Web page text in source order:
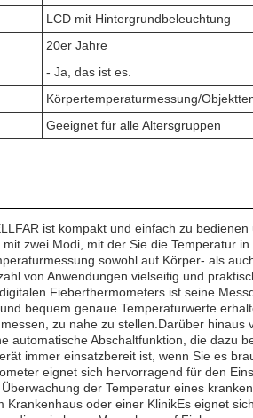
LCD mit Hintergrundbeleuchtung
20er Jahre
- Ja, das ist es.
Körpertemperaturmessung/
Geeignet für alle Altersgruppen
ist kompakt und einfach zu
zwei Modi, mit der Sie die Temperatur in
sowohl auf Körper- als
von Anwendungen vielseitig und
Fieberthermometers ist seine
bequem genaue Temperaturwerte
zu nahe zu stellen.Darüber hinaus
automatische Abschaltfunktion, die dazu
immer einsatzbereit ist, wenn Sie es
eignet sich hervorragend für den
der Temperatur eines
oder einer KlinikEs eignet